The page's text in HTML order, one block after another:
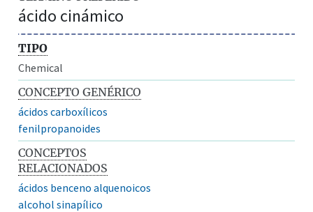
ácido cinámico
TIPO
Chemical
CONCEPTO GENÉRICO
ácidos carboxílicos
fenilpropanoides
CONCEPTOS
RELACIONADOS
ácidos benceno alquenoicos
alcohol sinapílico